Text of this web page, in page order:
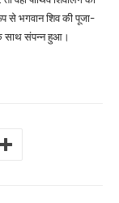
से भगवान शिव की पूजा-
साथ संपन्न हुआ।